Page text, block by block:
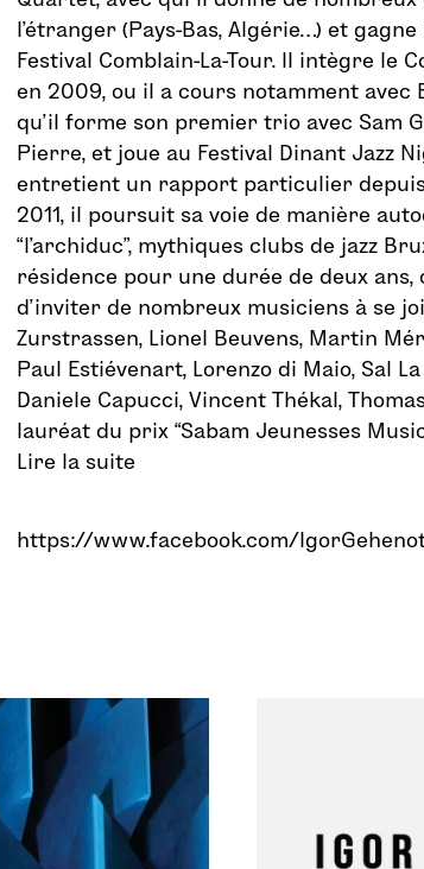
l’étranger (Pays-Bas, Algérie…) et gagne
Festival Comblain-La-Tour. Il intègre le
en 2009, ou il a cours notamment avec
qu’il forme son premier trio avec Sam
Pierre, et joue au Festival Dinant Jazz
entretient un rapport particulier
2011, il poursuit sa voie de manière
“l’archiduc”, mythiques clubs de jazz
résidence pour une durée de deux
d’inviter de nombreux musiciens à se
Zurstrassen, Lionel Beuvens, Martin
Paul Estiévenart, Lorenzo di Maio, Sal
Daniele Capucci, Vincent Thékal,
lauréat du prix “Sabam Jeunesses
Lire la suite
https://www.facebook.com/